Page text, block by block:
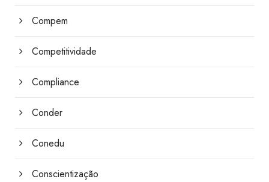
Compem
Competitividade
Compliance
Conder
Conedu
Conscientização